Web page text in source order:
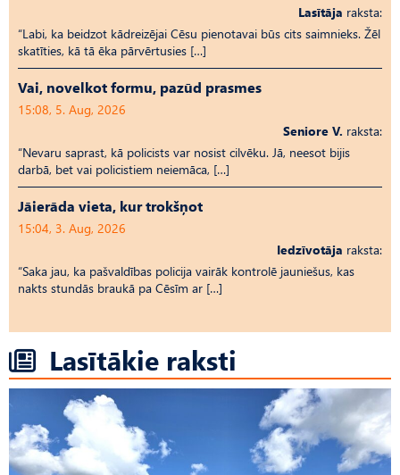
Lasītāja raksta:
“Labi, ka beidzot kādreizējai Cēsu pienotavai būs cits saimnieks. Žēl
skatīties, kā tā ēka pārvērtusies […]
Vai, novelkot formu, pazūd prasmes
15:08, 5. Aug, 2026
Seniore V. raksta:
“Nevaru saprast, kā policists var nosist cilvēku. Jā, neesot bijis
darbā, bet vai policistiem neiemāca, […]
Jāierāda vieta, kur trokšņot
15:04, 3. Aug, 2026
Iedzīvotāja raksta:
“Saka jau, ka pašvaldības policija vairāk kontrolē jauniešus, kas
nakts stundās braukā pa Cēsīm ar […]
Lasītākie raksti